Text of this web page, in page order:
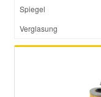
Spiegel
Verglasung